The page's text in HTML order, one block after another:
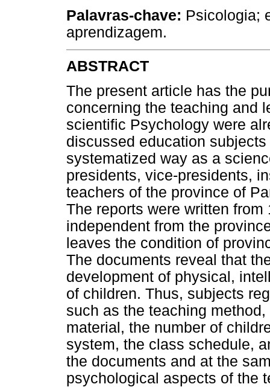
Palavras-chave: Psicologia;
aprendizagem.
ABSTRACT
The present article has the
concerning the teaching and
scientific Psychology were
discussed education
systematized way as a
presidents, vice-presidents,
teachers of the province of
The reports were written
independent from the
leaves the condition of
The documents reveal that
development of physical,
of children. Thus, subjects
such as the teaching
material, the number of
system, the class schedule,
the documents and at the
psychological aspects of the